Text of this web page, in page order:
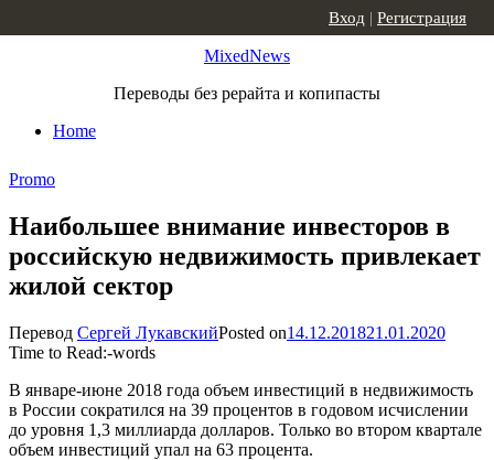
MixedNews
Переводы без рерайта и копипасты
Home
Вход | Регистрация
Promo
Наибольшее внимание инвесторов в
российскую недвижимость привлекает
жилой сектор
Перевод Сергей ЛукавскийPosted on14.12.201821.01.2020
Time to Read:-words
В январе-июне 2018 года объем инвестиций в недвижимость
в России сократился на 39 процентов в годовом исчислении
до уровня 1,3 миллиарда долларов. Только во втором квартале
объем инвестиций упал на 63 процента.